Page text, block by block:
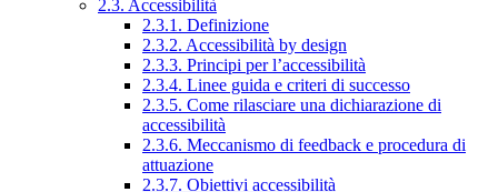
2.3. Accessibilità
2.3.1. Definizione
2.3.2. Accessibilità by design
2.3.3. Principi per l’accessibilità
2.3.4. Linee guida e criteri di successo
2.3.5. Come rilasciare una dichiarazione di
accessibilità
2.3.6. Meccanismo di feedback e procedura di
attuazione
2.3.7. Obiettivi accessibilità